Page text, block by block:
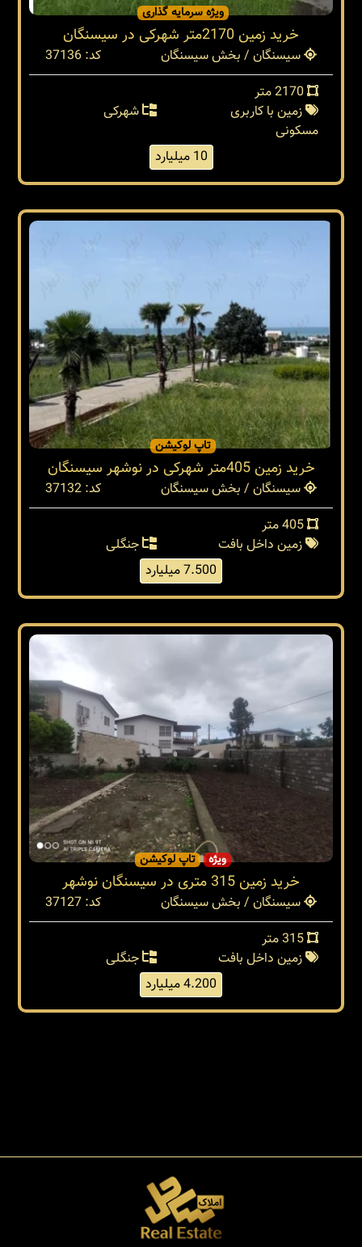
ویژه سرمایه گذاری
خرید زمین 2170متر شهرکی در سیسنگان
سیسنگان / بخش سیسنگان
کد: 37136
زمین با کاربری
مسکونی
شهرکی
10 میلیارد
تاپ لوکیشن
خرید زمین 405متر شهرکی در نوشهر سیسنگان
سیسنگان / بخش سیسنگان
کد: 37132
زمین داخل بافت
جنگلی
7.500 میلیارد
ویژه تاپ لوکیشن
خرید زمین 315 متری در سیسنگان نوشهر
سیسنگان / بخش سیسنگان
کد: 37127
زمین داخل بافت
جنگلی
4.200 میلیارد